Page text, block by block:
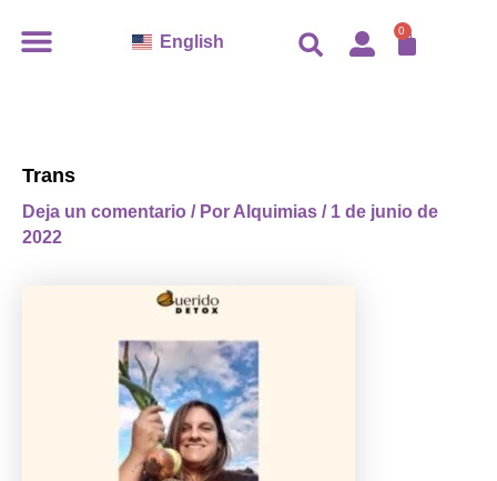
English 0
Trans
Deja un comentario / Por Alquimias / 1 de junio de
2022